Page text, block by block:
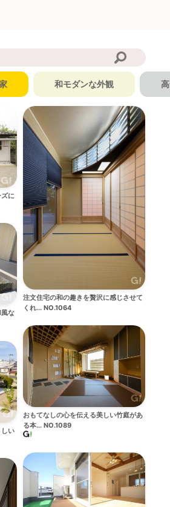
和モダンな外観
に
注文住宅の和の趣きを贅沢に感じさせて
くれ... NO.1064
な
おもてなしの心を伝える美しい竹庭があ
る本... NO.1089
い